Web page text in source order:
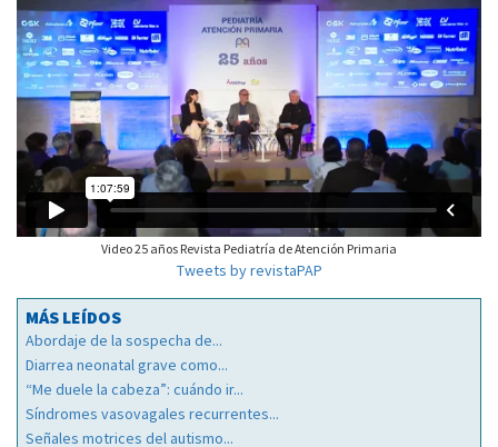
Video 25 años Revista Pediatría de Atención Primaria
Tweets by revistaPAP
MÁS LEÍDOS
Abordaje de la sospecha de...
Diarrea neonatal grave como...
“Me duele la cabeza”: cuándo ir...
Síndromes vasovagales recurrentes...
Señales motrices del autismo...